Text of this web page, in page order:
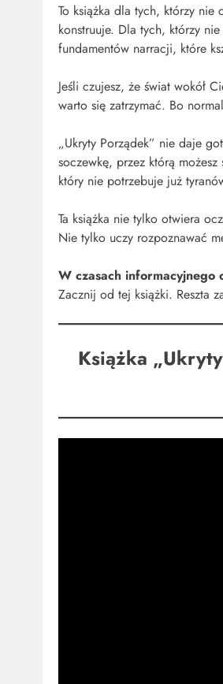
To książka dla tych, którzy
konstruuje. Dla tych, którzy
fundamentów narracji, które
Jeśli czujesz, że świat wokół
warto się zatrzymać. Bo
„Ukryty Porządek” nie daje
soczewkę, przez którą możesz
który nie potrzebuje już
Ta książka nie tylko otwiera
Nie tylko uczy rozpoznawać
W czasach informacyjnego
Zacznij od tej książki. Reszta
Książka